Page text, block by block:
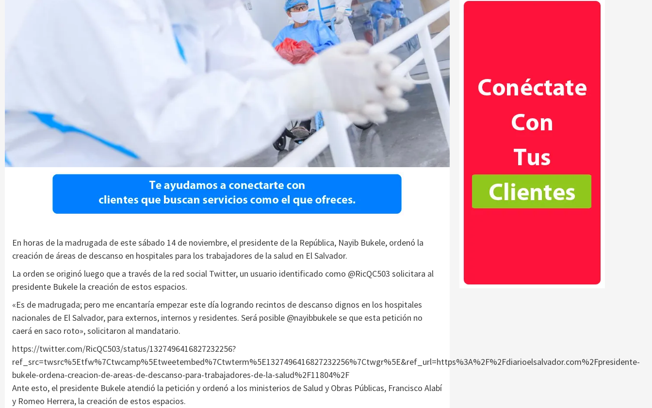
En horas de la madrugada de este sábado 14 de noviembre, el presidente de la República, Nayib Bukele, ordenó la
creación de áreas de descanso en hospitales para los trabajadores de la salud en El Salvador.
La orden se originó luego que a través de la red social Twitter, un usuario identificado como @RicQC503 solicitara al
presidente Bukele la creación de estos espacios.
«Es de madrugada; pero me encantaría empezar este día logrando recintos de descanso dignos en los hospitales
nacionales de El Salvador, para externos, internos y residentes. Será posible @nayibbukele se que esta petición no
caerá en saco roto», solicitaron al mandatario.
https://twitter.com/RicQC503/status/1327496416827232256?
ref_src=twsrc%5Etfw%7Ctwcamp%5Etweetembed%7Ctwterm%5E1327496416827232256%7Ctwgr%5E&ref_url=https%3A%2F%2Fdiarioelsalvador.com%2Fpresidente-
bukele-ordena-creacion-de-areas-de-descanso-para-trabajadores-de-la-salud%2F11804%2F
Ante esto, el presidente Bukele atendió la petición y ordenó a los ministerios de Salud y Obras Públicas, Francisco Alabí
y Romeo Herrera, la creación de estos espacios.